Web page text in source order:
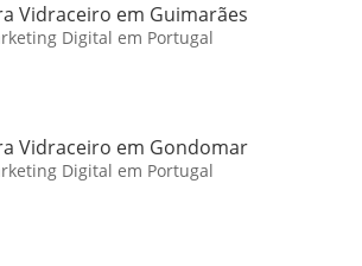
Vidraceiro em Guimarães
Digital em Portugal
Vidraceiro em Gondomar
Digital em Portugal